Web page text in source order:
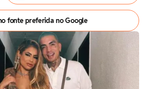
fonte preferida no Google